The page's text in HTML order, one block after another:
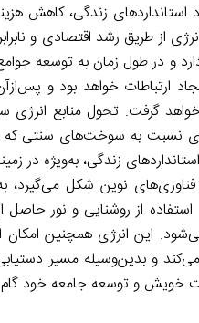
زندگی، کاهش
از طریق رشد اقتصادی و
و در طول زمان به توسعه
خواهد بود و
گرفت. تحول منابع
به سوخت‌های سنتی که
زندگی، به‌ویژه در
نوین شکل می‌گیرد،
از روشنایی و نور حاصل از
این انرژی همچنین امکان
و بدین‌وسیله مسیر دستیابی
خویش و توسعه جامعه خود گام